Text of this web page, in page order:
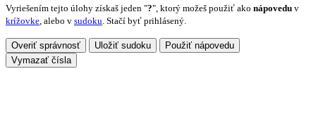
Vyriešením tejto úlohy získaš jeden "?", ktorý možeš použiť ako nápovedu v
krížovke, alebo v sudoku. Stačí byť prihlásený.